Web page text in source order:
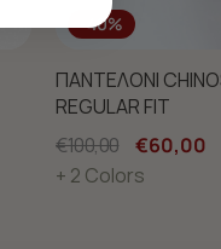
-40%
ΠΑΝΤΕΛΟΝΙ
REGULAR FIT
€100,00
€60,00
+ 2 Colors